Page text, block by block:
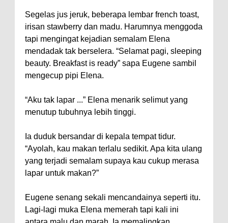
Segelas jus jeruk, beberapa lembar french toast,
irisan stawberry dan madu. Harumnya menggoda
tapi mengingat kejadian semalam Elena
mendadak tak berselera. “Selamat pagi, sleeping
beauty. Breakfast is ready” sapa Eugene sambil
mengecup pipi Elena.
“Aku tak lapar ...” Elena menarik selimut yang
menutup tubuhnya lebih tinggi.
Ia duduk bersandar di kepala tempat tidur.
“Ayolah, kau makan terlalu sedikit. Apa kita ulang
yang terjadi semalam supaya kau cukup merasa
lapar untuk makan?”
Eugene senang sekali mencandainya seperti itu.
Lagi-lagi muka Elena memerah tapi kali ini